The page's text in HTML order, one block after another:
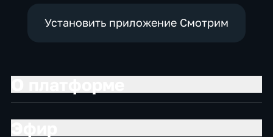
Установить приложение Смотрим